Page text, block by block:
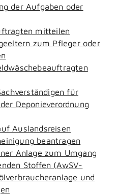
der Aufgaben oder
mitteilen
zum Pfleger oder
für
Deponieverordnung
Auslandsreisen
beantragen
Anlage zum Umgang
Stoffen (AwSV-
und